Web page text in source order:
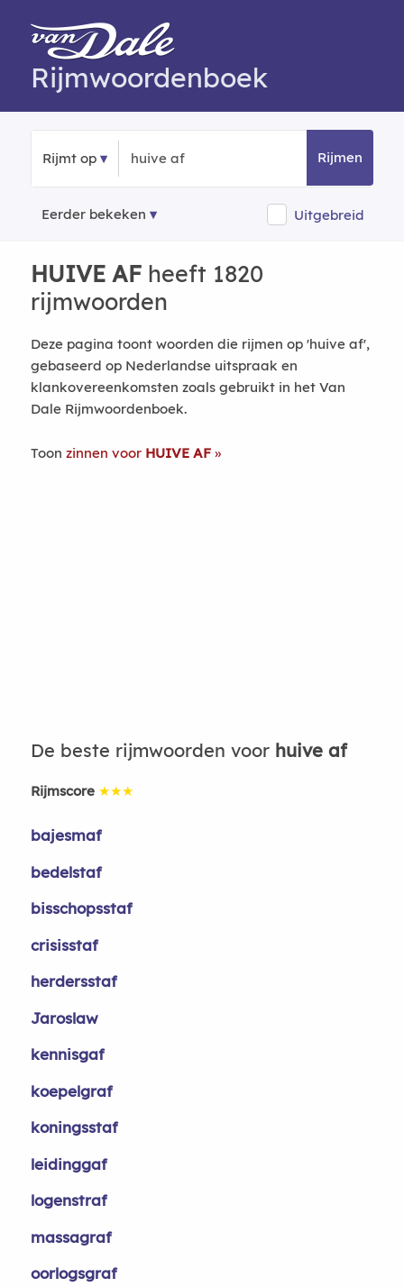
Rijmwoordenboek
Rijmt op Rijmen
Eerder bekeken Uitgebreid
HUIVE AFheeft 1820
rijmwoorden
Deze pagina toont woorden die rijmen op 'huive af',
gebaseerd op Nederlandse uitspraak en
klankovereenkomsten zoals gebruikt in het Van
Dale Rijmwoordenboek.
Toon zinnen voor HUIVE AF
De beste rijmwoorden voor huive af
Rijmscore ★★★
bajesmaf
bedelstaf
bisschopsstaf
crisisstaf
herdersstaf
Jaroslaw
kennisgaf
koepelgraf
koningsstaf
leidinggaf
logenstraf
massagraf
oorlogsgraf